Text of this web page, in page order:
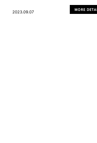
2023.09.07